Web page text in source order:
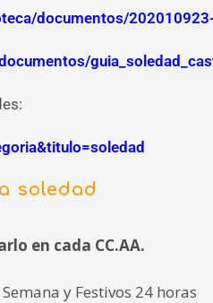
documentos/
soledad
en cada CC.AA.
y Festivos 24 horas